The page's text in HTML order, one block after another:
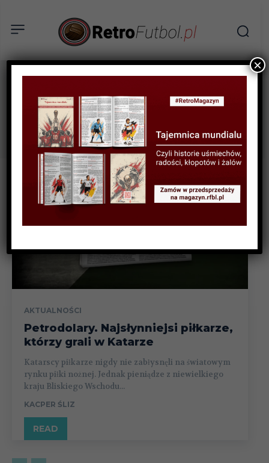
Tag: Frank de Boer
AKTUALNOŚCI
Petrodolary. Najsłynniejsi piłkarze,
którzy grali w Katarze
Katarscy piłkarze nigdy nie zabłysnęli na światowym
rynku piłki nożnej. Jednak pieniądze z niewielkiego
kraju Bliskiego Wschodu...
KACPER ŚLIZ
READ
×